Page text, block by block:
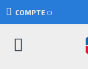
COMPTE